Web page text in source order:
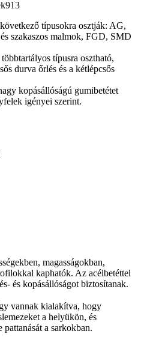
típusokra osztják: AG,
szakaszos malmok, FGD, SMD
típusra osztható,
durva őrlés és a kétlépcsős
kopásállóságú gumibetétet
igényei szerint.
magasságokban,
kaphatók. Az acélbetéttel
és kopásállóságot biztosítanak.
vannak kialakítva, hogy
a helyükön, és
a sarkokban.